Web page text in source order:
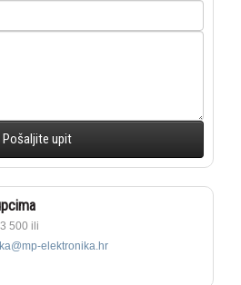
500 ili
elektronika.hr